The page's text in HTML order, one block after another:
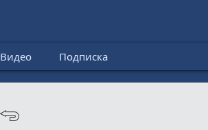
Видео Подписка